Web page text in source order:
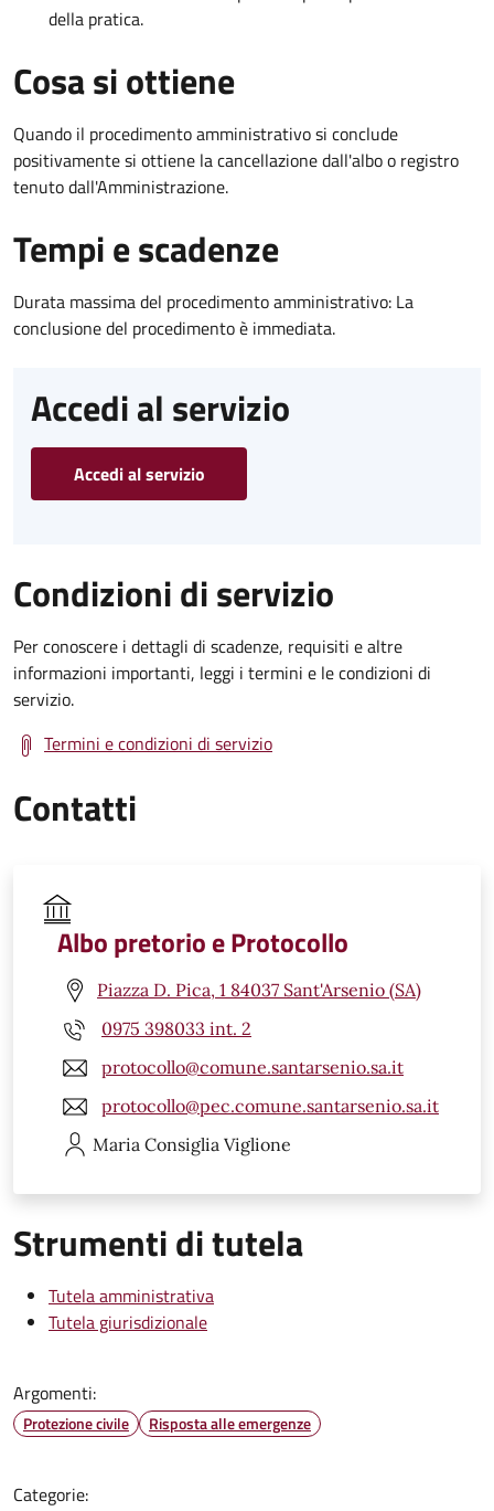
della pratica.
Cosa si ottiene
Quando il procedimento amministrativo si conclude
positivamente si ottiene la cancellazione dall'albo o registro
tenuto dall'Amministrazione.
Tempi e scadenze
Durata massima del procedimento amministrativo: La
conclusione del procedimento è immediata.
Accedi al servizio
Accedi al servizio
Condizioni di servizio
Per conoscere i dettagli di scadenze, requisiti e altre
informazioni importanti, leggi i termini e le condizioni di
servizio.
Termini e condizioni di servizio
Contatti
Albo pretorio e Protocollo
Piazza D. Pica, 1 84037 Sant'Arsenio (SA)
0975 398033 int. 2
protocollo@comune.santarsenio.sa.it
protocollo@pec.comune.santarsenio.sa.it
Maria Consiglia Viglione
Strumenti di tutela
Tutela amministrativa
Tutela giurisdizionale
Argomenti:
Protezione civile Risposta alle emergenze
Categorie: